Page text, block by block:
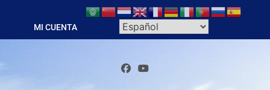
contenido
MI CUENTA